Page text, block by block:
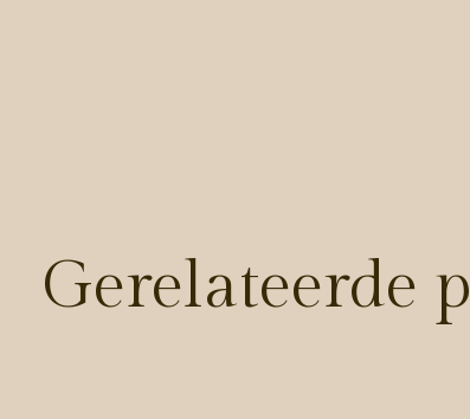
Gerelateerde